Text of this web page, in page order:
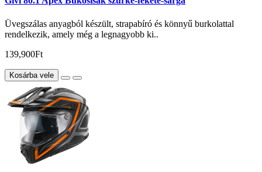
Üvegszálas anyagból készült, strapabíró és könnyű burkolattal
rendelkezik, amely még a legnagyobb ki..
139,900Ft
Kosárba vele